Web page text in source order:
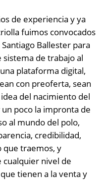
de experiencia y ya
fuimos convocados
Ballester para
de trabajo al
plataforma digital,
con preoferta, sean
del nacimiento del
poco la impronta de
al mundo del polo,
credibilidad,
que traemos, y
cualquier nivel de
tienen a la venta y